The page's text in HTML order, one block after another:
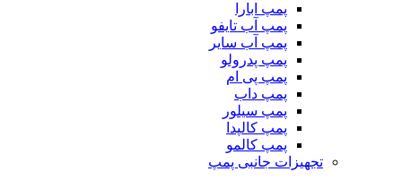
پمپ ابارا
پمپ آب تایفو
پمپ آب سایر
پمپ پدرولو
پمپ پی ام
پمپ داب
پمپ سیلور
پمپ کالپدا
پمپ کالمو
تجهیزات جانبی پمپ